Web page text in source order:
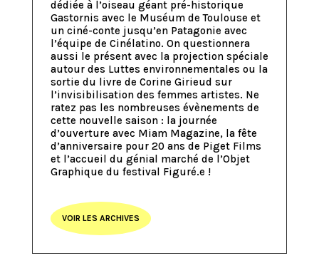
dédiée à l’oiseau géant pré-historique
Gastornis avec le Muséum de Toulouse et
un ciné-conte jusqu’en Patagonie avec
l’équipe de Cinélatino. On questionnera
aussi le présent avec la projection spéciale
autour des Luttes environnementales ou la
sortie du livre de Corine Girieud sur
l’invisibilisation des femmes artistes. Ne
ratez pas les nombreuses évènements de
cette nouvelle saison : la journée
d’ouverture avec Miam Magazine, la fête
d’anniversaire pour 20 ans de Piget Films
et l’accueil du génial marché de l’Objet
Graphique du festival Figuré.e !
VOIR LES ARCHIVES